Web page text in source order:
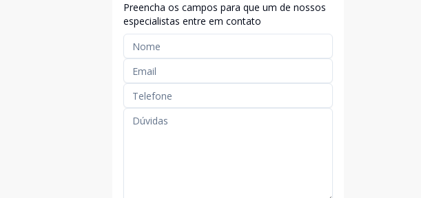
Preencha os campos para que um de nossos
especialistas entre em contato